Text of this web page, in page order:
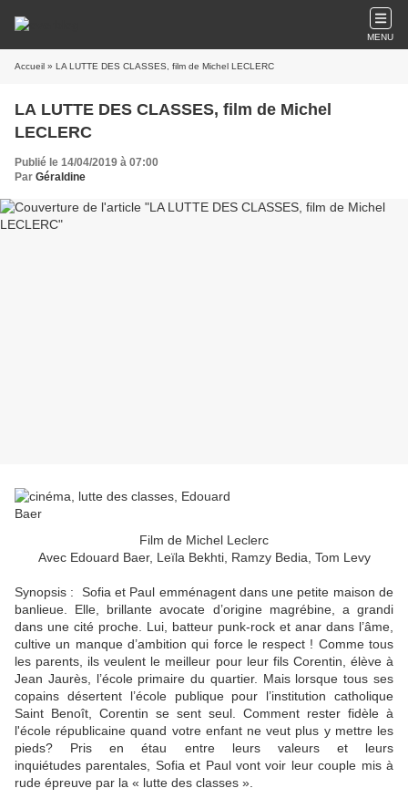
MENU
Accueil » LA LUTTE DES CLASSES, film de Michel LECLERC
LA LUTTE DES CLASSES, film de Michel
LECLERC
Publié le 14/04/2019 à 07:00
Par Géraldine
Film de Michel Leclerc
Avec Edouard Baer, Leïla Bekhti, Ramzy Bedia, Tom Levy
Synopsis : Sofia et Paul emménagent dans une petite maison de
banlieue. Elle, brillante avocate d’origine magrébine, a grandi
dans une cité proche. Lui, batteur punk-rock et anar dans l’âme,
cultive un manque d’ambition qui force le respect ! Comme tous
les parents, ils veulent le meilleur pour leur fils Corentin, élève à
Jean Jaurès, l’école primaire du quartier. Mais lorsque tous ses
copains désertent l’école publique pour l’institution catholique
Saint Benoît, Corentin se sent seul. Comment rester fidèle à
l'école républicaine quand votre enfant ne veut plus y mettre les
pieds? Pris en étau entre leurs valeurs et leurs
inquiétudes parentales, Sofia et Paul vont voir leur couple mis à
rude épreuve par la « lutte des classes ».